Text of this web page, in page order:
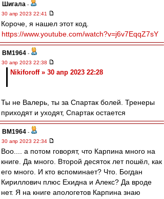
Шигала -
30 апр 2023 22:41
Короче, я нашел этот код.
https://www.youtube.com/watch?v=j6v7EqqZ7sY
BM1964 -
30 апр 2023 22:38
Nikiforoff » 30 апр 2023 22:28
Ты не Валерь, ты за Спартак болей. Тренеры
приходят и уходят, Спартак остается
BM1964 -
30 апр 2023 22:34
Воо.... а потом говорят, что Карпина много на
книге. Да много. Второй десяток лет пошёл, как
его много. И кто вспоминает? Что. Богдан
Кириллович плюс Ехидна и Алекс? Да вроде
нет. Я на книге апологетов Карпина знаю